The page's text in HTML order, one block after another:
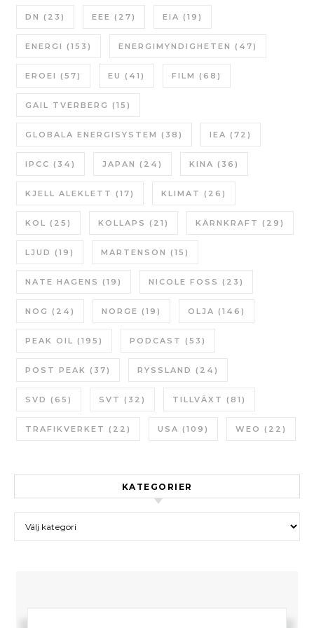
DN (23) EEE (27) EIA (19)
ENERGI (153) ENERGIMYNDIGHETEN (47)
EROEI (57) EU (41) FILM (68)
GAIL TVERBERG (15)
GLOBALA ENERGISYSTEM (38) IEA (72)
IPCC (34) JAPAN (24) KINA (36)
KJELL ALEKLETT (17) KLIMAT (26)
KOL (25) KOLLAPS (21) KÄRNKRAFT (29)
LJUD (19) MARTENSON (15)
NATE HAGENS (19) NICOLE FOSS (23)
NOG (24) NORGE (19) OLJA (146)
PEAK OIL (195) PODCAST (53)
POST PEAK (37) RYSSLAND (24)
SVD (65) SVT (32) TILLVÄXT (81)
TRAFIKVERKET (22) USA (109) WEO (22)
KATEGORIER